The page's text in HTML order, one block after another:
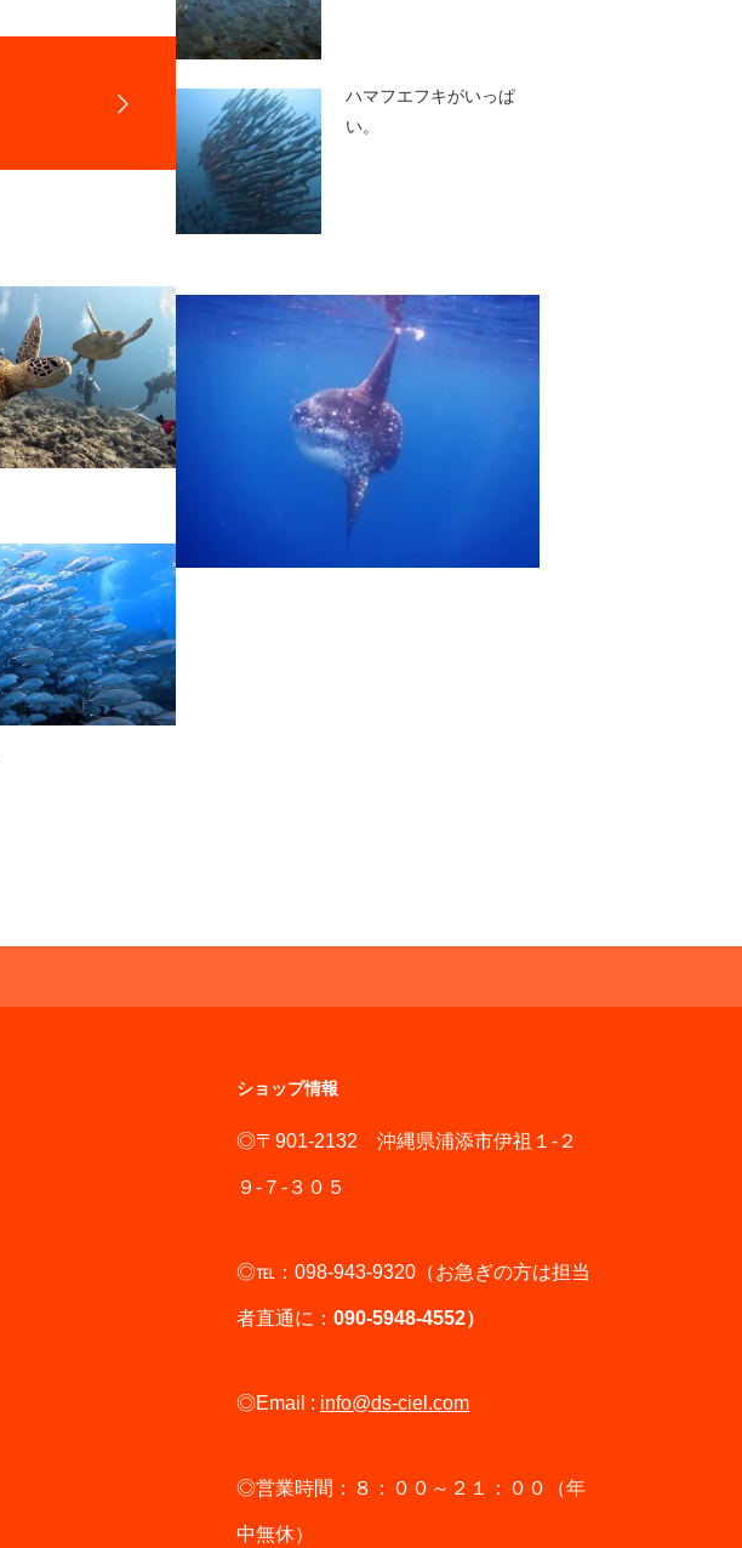
ハマフエフキがいっぱ
い。
ショップ情報
◎〒901-2132 沖縄県浦添市伊祖１-２
９-７-３０５
◎℡：098-943-9320（お急ぎの方は担当
者直通に： 090-5948-4552）
◎Email : info@ds-ciel.com
◎営業時間：８：００～２１：００（年
中無休）